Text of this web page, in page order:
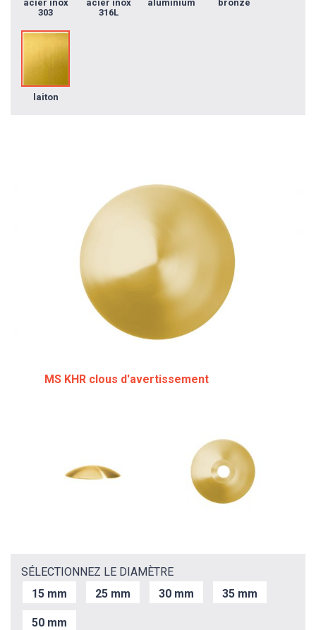
acier inox
303
acier inox
316L
aluminium bronze
laiton
MS KHR clous d'avertissement
SÉLECTIONNEZ LE DIAMÈTRE
15 mm
25 mm 30 mm 35 mm
50 mm